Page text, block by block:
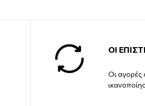
ΟΙ
Οι αγορές